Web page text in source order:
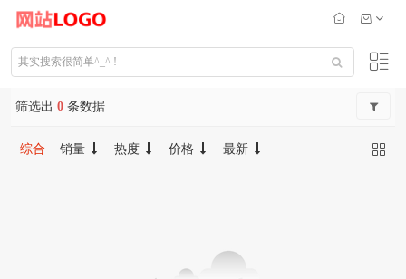
筛选出 0 条数据
综合 销量 热度 价格 最新